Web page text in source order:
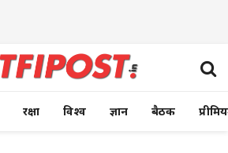
रक्षा विश्व ज्ञान बैठक